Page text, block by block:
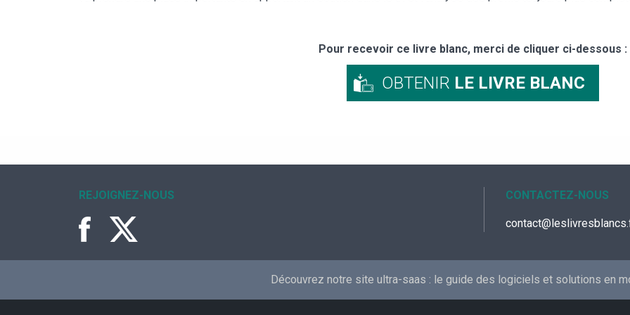
Pour recevoir ce livre blanc, merci de cliquer ci-dessous :
OBTENIR LE LIVRE BLANC
REJOIGNEZ-NOUS CONTACTEZ-NOUS
Découvrez notre site ultra-saas : le guide des logiciels et solutions en